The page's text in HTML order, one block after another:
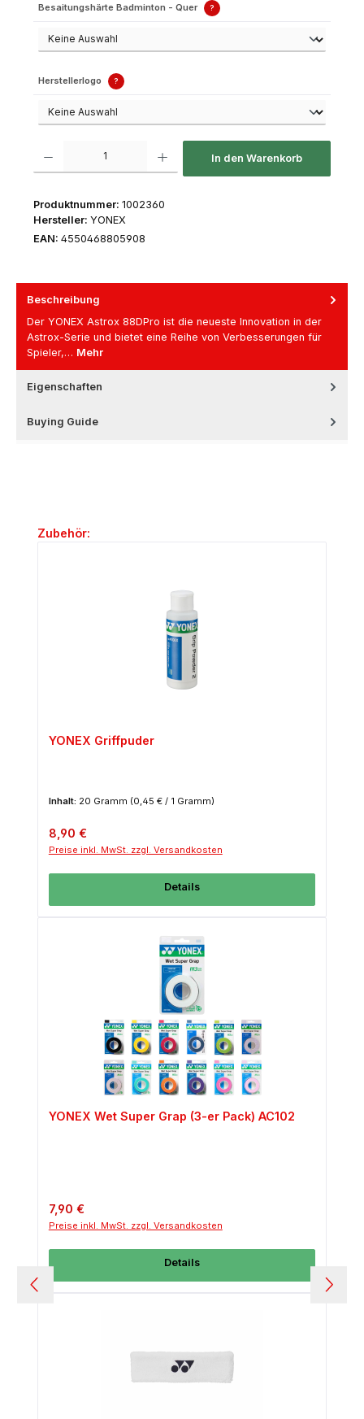
Besaitungshärte Badminton - Quer ?
Herstellerlogo ?
In den Warenkorb
Produktnummer: 1002360
Hersteller: YONEX
EAN: 4550468805908
Beschreibung
Der YONEX Astrox 88DPro ist die neueste Innovation in der
Astrox-Serie und bietet eine Reihe von Verbesserungen für
Spieler,… Mehr
Eigenschaften
Buying Guide
Produktgalerie überspringen
Zubehör:
YONEX Griffpuder
Inhalt: 20 Gramm (0,45 € / 1 Gramm)
Regulärer Preis:
8,90 €
Preise inkl. MwSt. zzgl. Versandkosten
Details
YONEX Wet Super Grap (3-er Pack) AC102
Regulärer Preis:
7,90 €
Preise inkl. MwSt. zzgl. Versandkosten
Details